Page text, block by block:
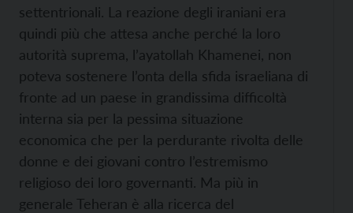
settentrionali. La reazione degli iraniani era
quindi più che attesa anche perché la loro
autorità suprema, l’ayatollah Khamenei, non
poteva sostenere l’onta della sfida israeliana di
fronte ad un paese in grandissima difficoltà
interna sia per la pessima situazione
economica che per la perdurante rivolta delle
donne e dei giovani contro l’estremismo
religioso dei loro governanti. Ma più in
generale Teheran è alla ricerca del